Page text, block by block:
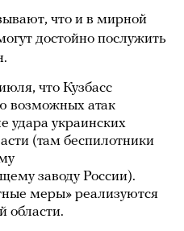
что и в мирной
достойно послужить
что Кузбасс
возможных атак
удара украинских
(там беспилотники
заводу России).
меры» реализуются
области.